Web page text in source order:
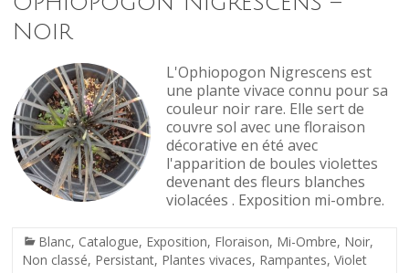
Noir
L'Ophiopogon Nigrescens est
une plante vivace connu pour sa
couleur noir rare. Elle sert de
couvre sol avec une floraison
décorative en été avec
l'apparition de boules violettes
devenant des fleurs blanches
violacées . Exposition mi-ombre.
Blanc, Catalogue, Exposition, Floraison, Mi-Ombre, Noir,
Non classé, Persistant, Plantes vivaces, Rampantes,Violet